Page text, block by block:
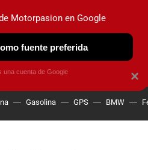
OBSERVATORIO
Gasolina GPS BMW
×
Motorpasion en Google
fuente preferida
una cuenta de Google